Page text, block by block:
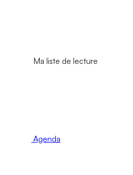
Ma liste de lecture
Agenda